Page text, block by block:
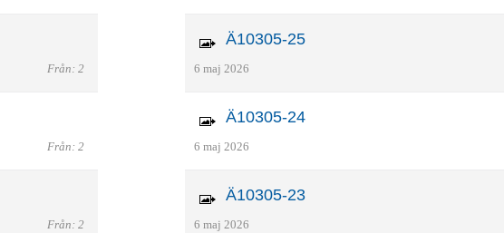
Från: 2
Från: 2
Från: 2
Ä10305-25
6 maj 2026
Ä10305-24
6 maj 2026
Ä10305-23
6 maj 2026